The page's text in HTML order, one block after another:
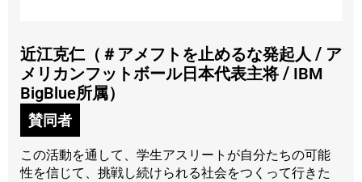
近江克仁（＃アメフトを止めるな発起人 / ア
メリカンフットボール日本代表主将 / IBM
BigBlue所属）
賛同者
この活動を通して、学生アスリートが自分たちの可能
性を信じて、挑戦し続けられる社会をつくって行きた